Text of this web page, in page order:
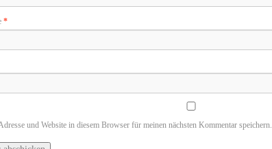
*
und Website in diesem Browser für meinen nächsten Kommentar speichern.